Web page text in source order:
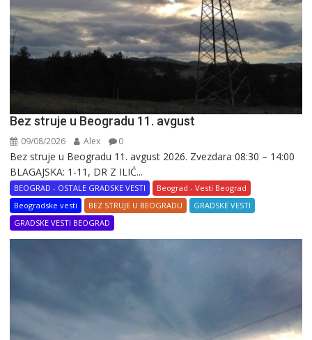
Bez struje u Beogradu 11. avgust
09/08/2026 Alex 0
Bez struje u Beogradu 11. avgust 2026. Zvezdara 08:30 – 14:00
BLAGAJSKA: 1-11, DR Z ILIĆ...
BEOGRAD - OSTALE GRADSKE VESTI
Beograd - Vesti Beograd
Beogradske vesti
BEZ STRUJE U BEOGRADU
GRADSKE VESTI
GRADSKE VESTI BEOGRAD